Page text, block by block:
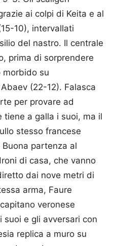
ai colpi di Keita e al
10), intervallati
del nastro. Il centrale
prima di sorprendere
morbido su
(22-12). Falasca
per provare ad
tiene a galla i suoi, ma il
stesso francese
partenza al
di casa, che vanno
dai nove metri di
arma, Faure
veronese
e gli avversari con
replica a muro su